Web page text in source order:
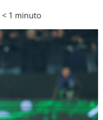
< 1 minuto